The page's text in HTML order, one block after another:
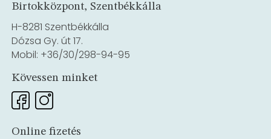
Birtokközpont, Szentbékkálla
H-8281 Szentbékkálla
Dózsa Gy. út 17.
Mobil: +36/30/298-94-95
Kövessen minket
Online fizetés